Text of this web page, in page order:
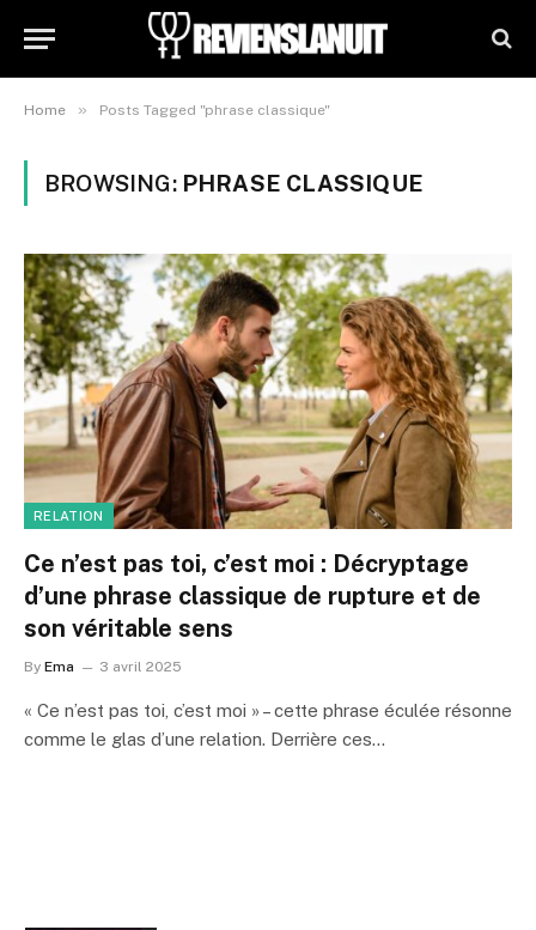
Home » Posts Tagged "phrase classique"
BROWSING: PHRASE CLASSIQUE
RELATION
Ce n’est pas toi, c’est moi : Décryptage
d’une phrase classique de rupture et de
son véritable sens
By Ema 3 avril 2025
« Ce n’est pas toi, c’est moi » – cette phrase éculée résonne
comme le glas d’une relation. Derrière ces…